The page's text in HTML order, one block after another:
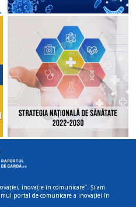
inovație în comunicare”. Și am
portal de comunicare a inovației în